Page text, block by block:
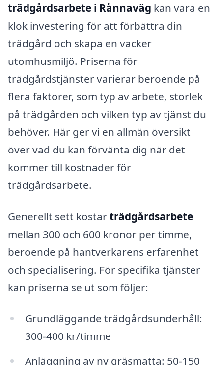
trädgårdsarbete i Rånnaväg kan vara en
klok investering för att förbättra din
trädgård och skapa en vacker
utomhusmiljö. Priserna för
trädgårdstjänster varierar beroende på
flera faktorer, som typ av arbete, storlek
på trädgården och vilken typ av tjänst du
behöver. Här ger vi en allmän översikt
över vad du kan förvänta dig när det
kommer till kostnader för
trädgårdsarbete.
Generellt sett kostarträdgårdsarbete
mellan 300 och 600 kronor per timme,
beroende på hantverkarens erfarenhet
och specialisering. För specifika tjänster
kan priserna se ut som följer:
Grundläggande trädgårdsunderhåll:
300-400 kr/timme
Anläggning av ny gräsmatta: 50-150